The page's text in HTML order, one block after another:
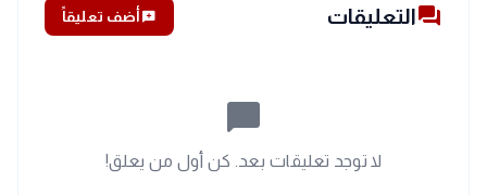
forumالتعليقات add_commentأضف تعليقاً
chat_bubble_outline
لا توجد تعليقات بعد. كن أول من يعلق!